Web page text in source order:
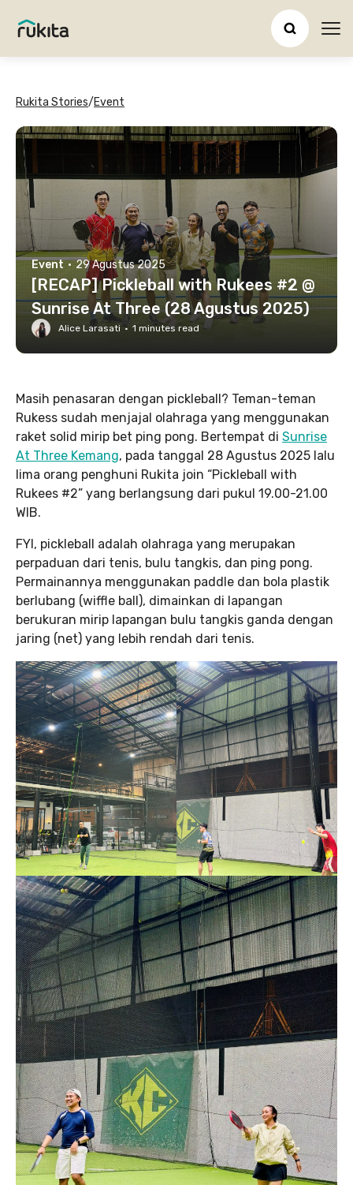
Rukita Stories/Event
Event · 29 Agustus 2025
[RECAP] Pickleball with Rukees #2 @
Sunrise At Three (28 Agustus 2025)
Alice Larasati · 1 minutes read
Masih penasaran dengan pickleball? Teman-teman
Rukess sudah menjajal olahraga yang menggunakan
raket solid mirip bet ping pong. Bertempat di Sunrise
At Three Kemang, pada tanggal 28 Agustus 2025 lalu
lima orang penghuni Rukita join “Pickleball with
Rukees #2” yang berlangsung dari pukul 19.00-21.00
WIB.
FYI, pickleball adalah olahraga yang merupakan
perpaduan dari tenis, bulu tangkis, dan ping pong.
Permainannya menggunakan paddle dan bola plastik
berlubang (wiffle ball), dimainkan di lapangan
berukuran mirip lapangan bulu tangkis ganda dengan
jaring (net) yang lebih rendah dari tenis.